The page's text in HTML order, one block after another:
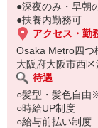
●深夜のみ・早朝
●扶養内勤務可
アクセス・勤
Osaka Metro四つ
大阪府大阪市西
待遇
○髪型・髪色自由
○時給UP制度
○給与前払い制度